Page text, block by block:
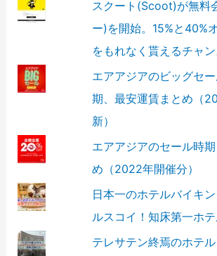
スクート(Scoot)が無料
ー)を開始。15%と40%
をもれなく貰えるチャン
エアアジアのビッグセ
期、最安運賃まとめ（
新）
エアアジアのセール時
め（2022年開催分）
日本一のホテルバイキ
ルスコイ！知床第一ホ
テレサテン終焉のホテ